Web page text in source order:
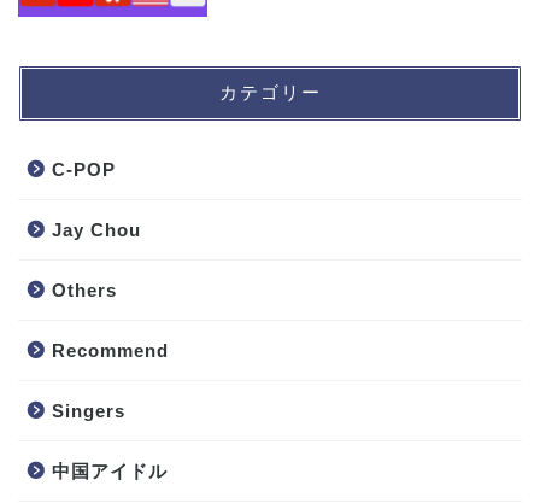
カテゴリー
C-POP
Jay Chou
Others
Recommend
Singers
中国アイドル